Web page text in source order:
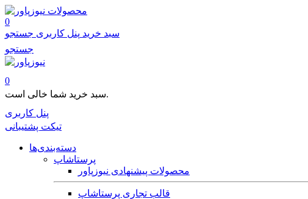
محصولات
0
سبد خرید پنل کاربری جستجو
جستجو
0
سبد خرید شما خالی است.
پنل کاربری
تیکت پشتیبانی
دسته‌بندی‌ها
پرستاشاپ
محصولات پیشنهادی نیوزپاور
قالب تجاری پرستاشاپ